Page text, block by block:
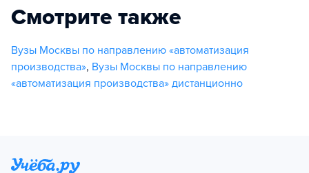
Смотрите также
Вузы Москвы по направлению «автоматизация
производства», Вузы Москвы по направлению
«автоматизация производства» дистанционно